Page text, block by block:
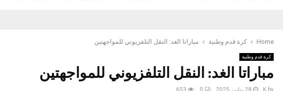
Home كرة قدم وطنية مباراتا الغد: النقل التلفزيوني للمواجهتين
كرة قدم وطنية
مباراتا الغد: النقل التلفزيوني للمواجهتين
by
K 28 يناير، 2025 0
653